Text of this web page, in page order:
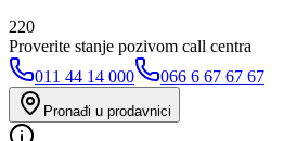
220
Proverite stanje pozivom call centra
011 44 14 000
066 6 67 67 67
Pronađi u prodavnici